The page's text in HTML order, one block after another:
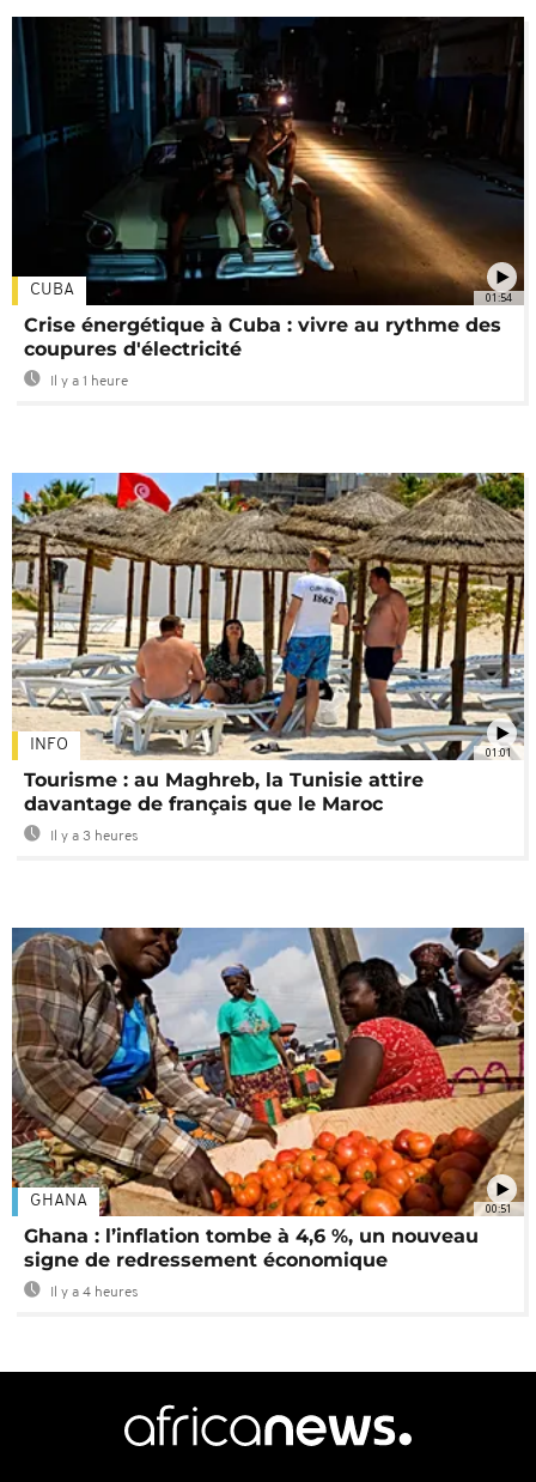
01:54
CUBA
Crise énergétique à Cuba : vivre au rythme des
coupures d'électricité
Il y a 1 heure
01:01
INFO
Tourisme : au Maghreb, la Tunisie attire
davantage de français que le Maroc
Il y a 3 heures
00:51
GHANA
Ghana : l’inflation tombe à 4,6 %, un nouveau
signe de redressement économique
Il y a 4 heures